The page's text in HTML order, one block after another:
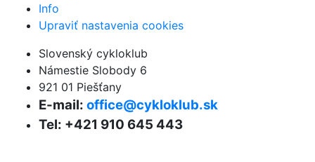
Info
Upraviť nastavenia cookies
Slovenský cykloklub
Námestie Slobody 6
921 01 Piešťany
E-mail: office@cykloklub.sk
Tel: +421 910 645 443